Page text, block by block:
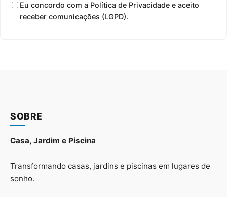
Eu concordo com a Política de Privacidade e aceito
receber comunicações (LGPD).
SOBRE
Casa, Jardim e Piscina
Transformando casas, jardins e piscinas em lugares de
sonho.